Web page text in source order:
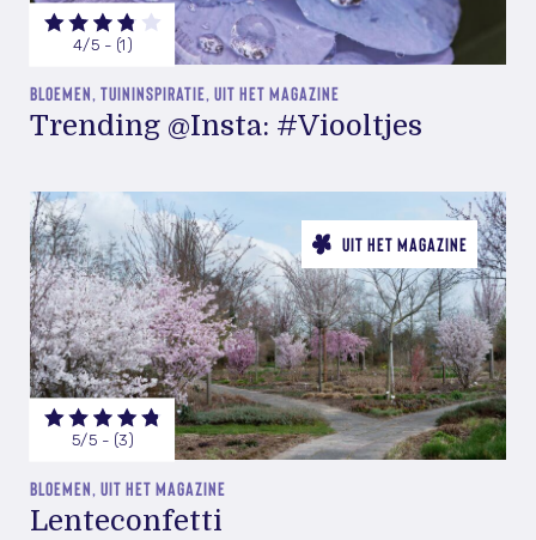
4/5 - (1)
BLOEMEN, TUININSPIRATIE, UIT HET MAGAZINE
Trending @Insta: #Viooltjes
UIT HET MAGAZINE
5/5 - (3)
BLOEMEN, UIT HET MAGAZINE
Lenteconfetti